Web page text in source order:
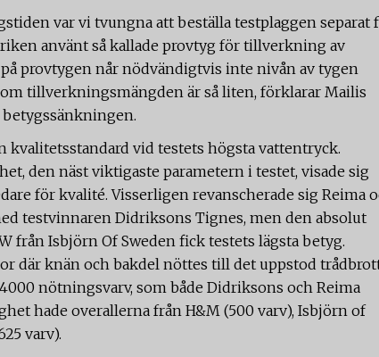
var vi tvungna att beställa testplaggen separat
använt så kallade provtyg för tillverkning av
provtygen når nödvändigtvis inte nivån av tygen
tillverkningsmängden är så liten, förklarar Mailis
kvalitetsstandard vid testets högsta vattentryck.
den näst viktigaste parametern i testet, visade sig
för kvalité. Visserligen revanscherade sig Reima
testvinnaren Didriksons Tignes, men den absolut
från Isbjörn Of Sweden fick testets lägsta betyg.
där knän och bakdel nöttes till det uppstod
nötningsvarv, som både Didriksons och Reima
hade overallerna från H&M (500 varv), Isbjörn of
varv).